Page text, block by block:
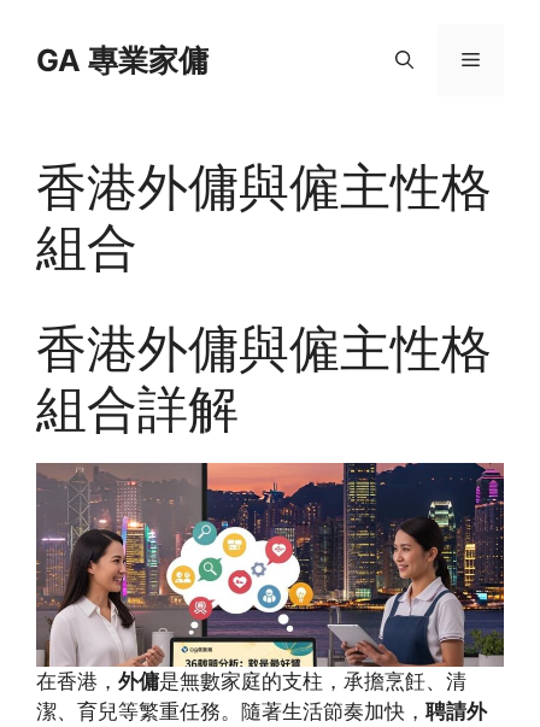
contentGA 專業家傭 Menu
香港外傭與僱主性格
組合
香港外傭與僱主性格
組合詳解
在香港， 外傭是無數家庭的支柱，承擔烹飪、清
潔、育兒等繁重任務。隨著生活節奏加快， 聘請外